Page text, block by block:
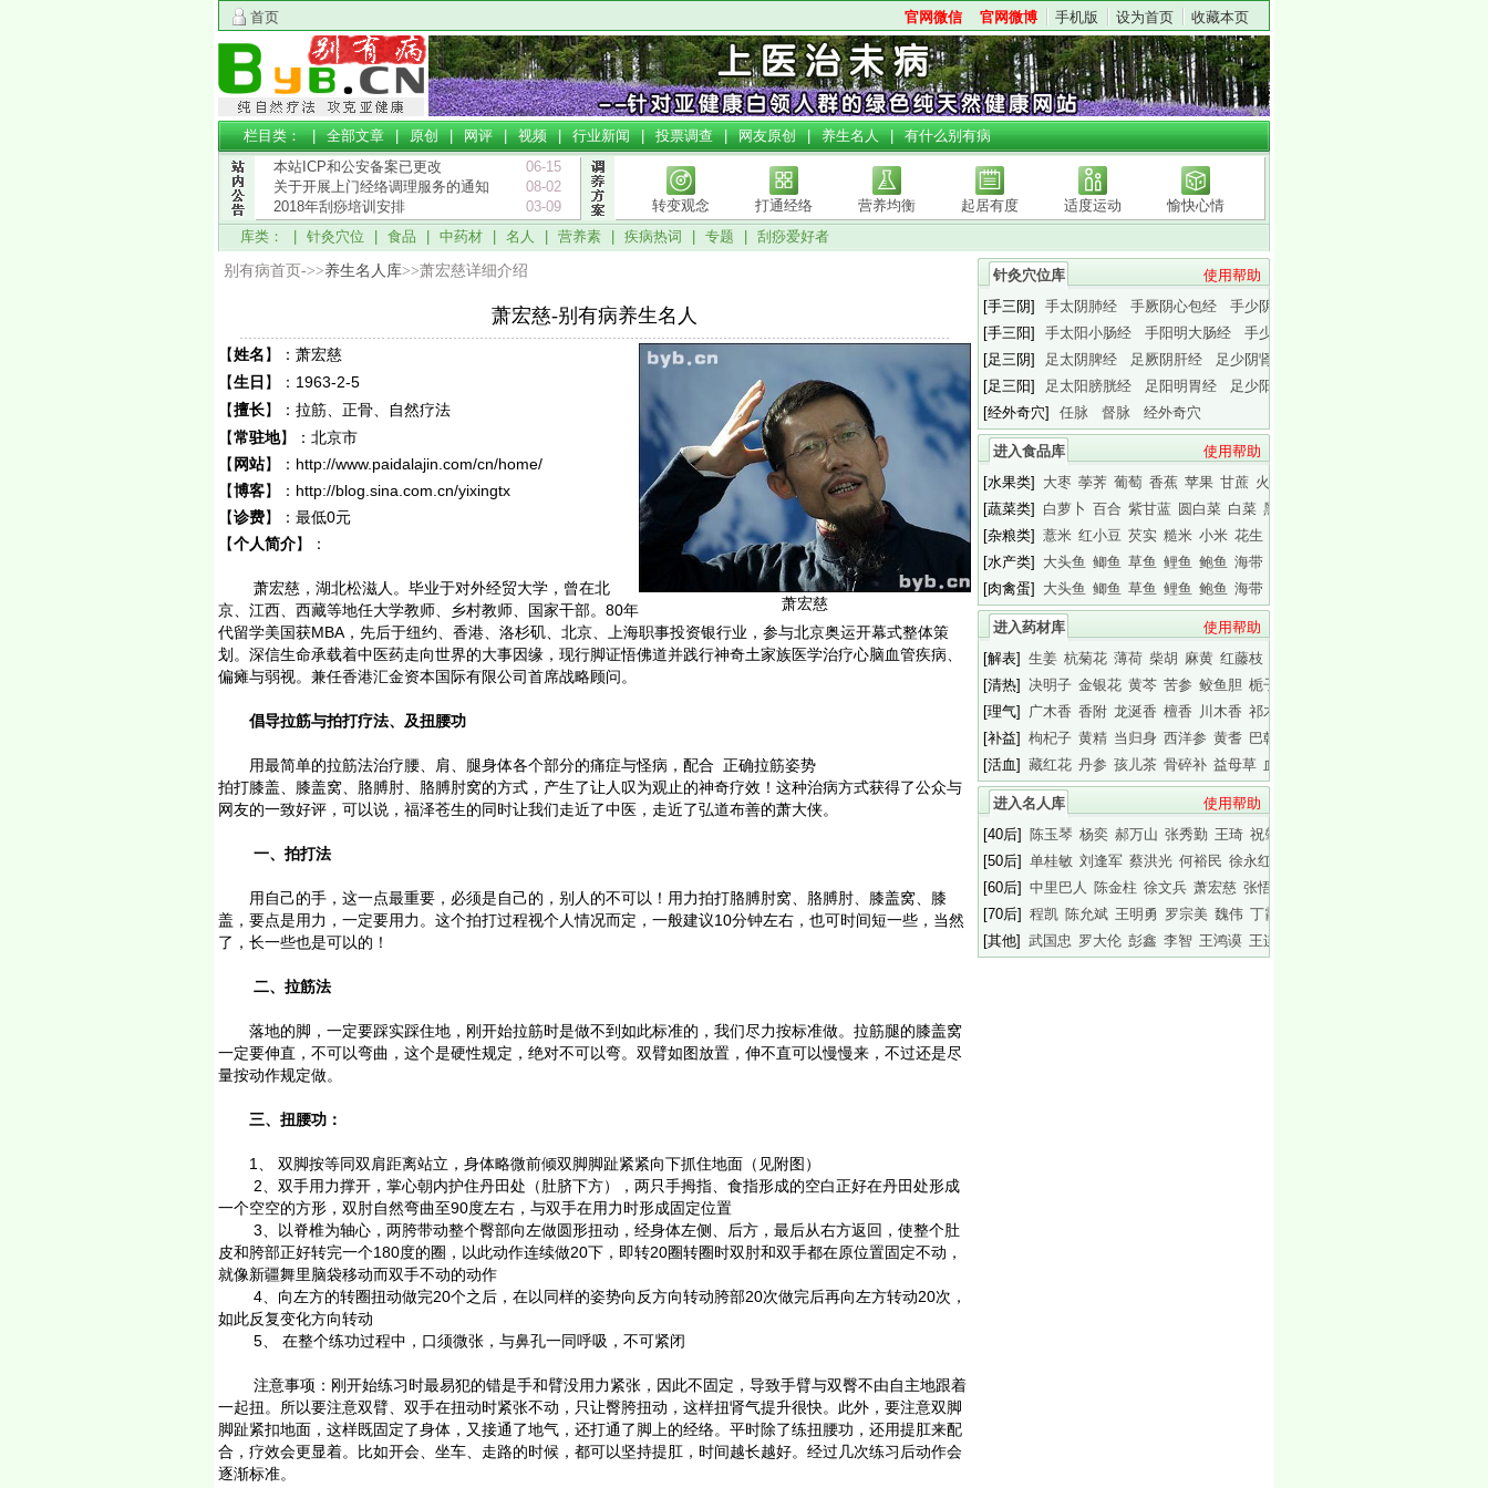
首页 官网微信 官网微博 手机版 设为首页 收藏本页
栏目类： |全部文章|原创|网评|视频|行业新闻|投票调查|网友原创|养生名人|有什么别有病
本站ICP和公安备案已更改
06-15
关于开展上门经络调理服务的通知
08-02
2018年刮痧培训安排
03-09 转变观念 打通经络 营养均衡 起居有度 适度运动
愉快心情
库类： | 针灸穴位 食品 中药材 名人 营养素 疾病热词 专题 刮痧爱好者
别有病首页->>养生名人库>>萧宏慈详细介绍
萧宏慈-别有病养生名人
萧宏慈
【姓名】： 萧宏慈
【生日 】： 1963-2-5
【擅长】： 拉筋、正骨、自然疗法
【常驻地】： 北京市
【 网站】： http://www.paidalajin.com/cn/home/
【博客】： http://blog.sina.com.cn/yixingtx
【诊费】： 最低0元
【个人简介】：
萧宏慈，湖北松滋人。毕业于对外经贸大学，曾在北
京、江西、西藏等地任大学教师、乡村教师、国家干部。80年
代留学美国获MBA，先后于纽约、香港、洛杉矶、北京、上海职事投资银行业，参与北京奥运开幕式整体策
划。深信生命承载着中医药走向世界的大事因缘，现行脚证悟佛道并践行神奇土家族医学治疗心脑血管疾病、
偏瘫与弱视。兼任香港汇金资本国际有限公司首席战略顾问。
倡导拉筋与拍打疗法、及扭腰功
用最简单的拉筋法治疗腰、肩、腿身体各个部分的痛症与怪病，配合 正确拉筋姿势
拍打膝盖、膝盖窝、胳膊肘、胳膊肘窝的方式，产生了让人叹为观止的神奇疗效！这种治病方式获得了公众与
网友的一致好评，可以说，福泽苍生的同时让我们走近了中医，走近了弘道布善的萧大侠。
一、拍打法
用自己的手，这一点最重要，必须是自己的，别人的不可以！用力拍打胳膊肘窝、胳膊肘、膝盖窝、膝
盖，要点是用力，一定要用力。这个拍打过程视个人情况而定，一般建议10分钟左右，也可时间短一些，当然
了，长一些也是可以的！
二、拉筋法
落地的脚，一定要踩实踩住地，刚开始拉筋时是做不到如此标准的，我们尽力按标准做。拉筋腿的膝盖窝
一定要伸直，不可以弯曲，这个是硬性规定，绝对不可以弯。双臂如图放置，伸不直可以慢慢来，不过还是尽
量按动作规定做。
三、扭腰功：
1、 双脚按等同双肩距离站立，身体略微前倾双脚脚趾紧紧向下抓住地面（见附图）
2、双手用力撑开，掌心朝内护住丹田处（肚脐下方），两只手拇指、食指形成的空白正好在丹田处形成
一个空空的方形，双肘自然弯曲至90度左右，与双手在用力时形成固定位置
3、以脊椎为轴心，两胯带动整个臀部向左做圆形扭动，经身体左侧、后方，最后从右方返回，使整个肚
皮和胯部正好转完一个180度的圈，以此动作连续做20下，即转20圈转圈时双肘和双手都在原位置固定不动，
就像新疆舞里脑袋移动而双手不动的动作
4、向左方的转圈扭动做完20个之后，在以同样的姿势向反方向转动胯部20次做完后再向左方转动20次，
如此反复变化方向转动
5、 在整个练功过程中，口须微张，与鼻孔一同呼吸，不可紧闭
注意事项：刚开始练习时最易犯的错是手和臂没用力紧张，因此不固定，导致手臂与双臀不由自主地跟着
一起扭。所以要注意双臂、双手在扭动时紧张不动，只让臀胯扭动，这样扭肾气提升很快。此外，要注意双脚
脚趾紧扣地面，这样既固定了身体，又接通了地气，还打通了脚上的经络。平时除了练扭腰功，还用提肛来配
合，疗效会更显着。比如开会、坐车、走路的时候，都可以坚持提肛，时间越长越好。经过几次练习后动作会
逐渐标准。
针灸穴位库
使用帮助
[手三阴]
手太阴肺经 手厥阴心包经
手少阴心经
[手三阳]
手太阳小肠经 手阳明大肠经
手少阳三焦经
[足三阴]
足太阴脾经 足厥阴肝经
足少阴肾经
[足三阳]
足太阳膀胱经 足阳明胃经
足少阳胆经
[经外奇穴]
任脉 督脉 经外奇穴
进入食品库
使用帮助
[水果类]
大枣 荸荠 葡萄 香蕉 苹果 甘蔗 火龙果
[蔬菜类]
白萝卜 百合 紫甘蓝 圆白菜 白菜 黑木耳
[杂粮类] 薏米 红小豆 芡实 糙米 小米 花生
[水产类]
大头鱼 鲫鱼 草鱼 鲤鱼 鲍鱼 海带
[肉禽蛋]
大头鱼 鲫鱼 草鱼 鲤鱼 鲍鱼 海带
进入药材库
使用帮助
[解表] 生姜 杭菊花 薄荷 柴胡 麻黄 红藤枝
[清热] 决明子 金银花 黄芩 苦参 鲛鱼胆 栀子
[理气]
广木香 香附 龙涎香 檀香 川木香 祁木香
[补益] 枸杞子 黄精 当归身 西洋参 黄耆 巴戟天
[活血] 藏红花 丹参 孩儿茶 骨碎补 益母草 血竭
进入名人库
使用帮助
[40后]
陈玉琴 杨奕 郝万山 张秀勤 王琦 祝肇刚
[50后] 单桂敏 刘逢军 蔡洪光 何裕民 徐永红
[60后] 中里巴人 陈金柱 徐文兵 萧宏慈 张悟本
[70后] 程凯 陈允斌 王明勇 罗宗美 魏伟 丁霞
[其他] 武国忠 罗大伦 彭鑫 李智 王鸿谟 王连清